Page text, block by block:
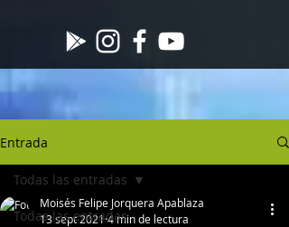
Entrada
Todas las entradas
Todas las entradas
Moisés Felipe Jorquera Apablaza
13 sept 20214 min de lectura